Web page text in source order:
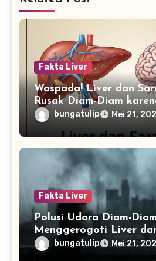
Fakta Liver
Waspada! Liver dan
Rusak Diam-Diam
Makan Ini
bungatulip Mei 21,
Fakta Liver
Polusi Udara Diam-
Menggerogoti Liver
Dampak Jangka
Diwaspadai
bungatulip Mei 21,